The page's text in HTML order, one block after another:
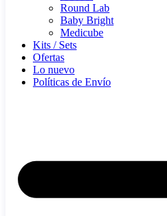
Round Lab
Baby Bright
Medicube
Kits / Sets
Ofertas
Lo nuevo
Políticas de Envío